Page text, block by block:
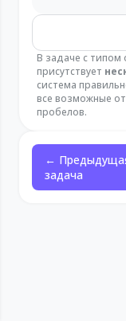
В задаче с типом
присутствует
система
все возможные
пробелов.
←
задача